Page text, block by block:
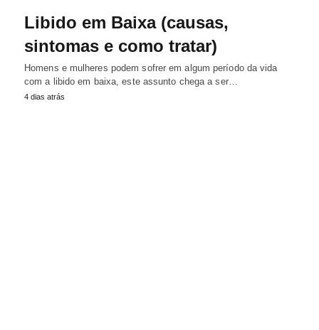
Libido em Baixa (causas,
sintomas e como tratar)
Homens e mulheres podem sofrer em algum período da vida
com a libido em baixa, este assunto chega a ser…
4 dias atrás